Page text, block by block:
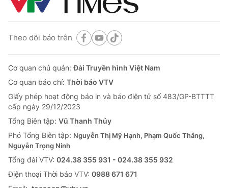
Theo dõi báo trên
Cơ quan chủ quản:Đài Truyền hình Việt Nam
Cơ quan báo chí: Thời báo VTV
Giấy phép hoạt động báo in và báo điện tử số 483/GP-BTTTT
cấp ngày 29/12/2023
Tổng Biên tập: Vũ Thanh Thủy
Phó Tổng Biên tập: Nguyễn Thị Mỹ Hạnh, Phạm Quốc Thắng,
Nguyễn Trọng Ninh
Tổng đài VTV: 024.38 355 931 - 024.38 355 932
Ðiện thoại Thời báo VTV: 0988 671 671